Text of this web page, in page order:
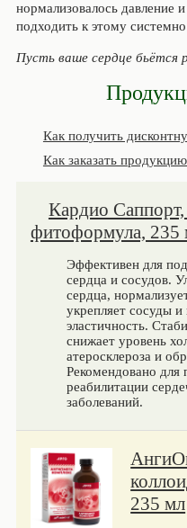
нормализовалось давление
подходить к этому
Пусть ваше сердце бьётся
Как получить
Как заказать
Кардио
фитоформула, 235
Эффективен для
сердца и сосудов.
сердца,
укрепляет сосуды
эластичность.
снижает уровень
атеросклероза и
Рекомендовано для
реабилитации
заболеваний.
235 мл